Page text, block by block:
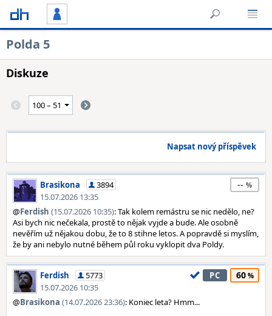
Polda 5
Diskuze
Napsat nový příspěvek
Brasikona
3894
15.07.2026 13:35
--
@Ferdish (15.07.2026 10:35): Tak kolem remástru se nic nedělo, ne?
Asi bych nic nečekala, prostě to nějak vyjde a bude. Ale osobně
nevěřím už nějakou dobu, že to 8 stihne letos. A popravdě si myslím,
že by ani nebylo nutné během půl roku vyklopit dva Poldy.
Ferdish
5773
15.07.2026 10:35
PC 60
@Brasikona (14.07.2026 23:36): Koniec leta? Hmm...